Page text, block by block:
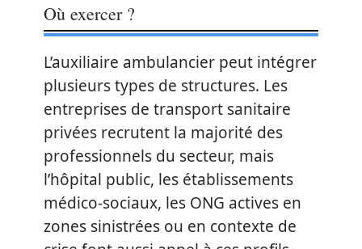
Où exercer ?
L’auxiliaire ambulancier peut intégrer
plusieurs types de structures. Les
entreprises de transport sanitaire
privées recrutent la majorité des
professionnels du secteur, mais
l’hôpital public, les établissements
médico-sociaux, les ONG actives en
zones sinistrées ou en contexte de